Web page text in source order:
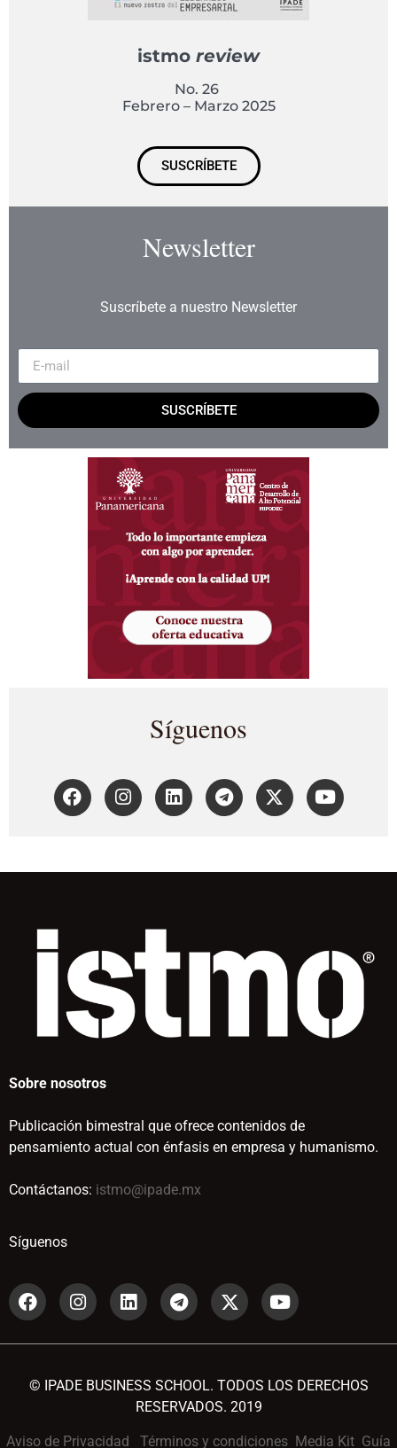
istmo review
No. 26
Febrero – Marzo 2025
SUSCRÍBETE
Newsletter
Suscríbete a nuestro Newsletter
SUSCRÍBETE
Síguenos
Sobre nosotros
Publicación bimestral que ofrece contenidos de
pensamiento actual con énfasis en empresa y humanismo.
Contáctanos: istmo@ipade.mx
Síguenos
© IPADE BUSINESS SCHOOL. TODOS LOS DERECHOS
RESERVADOS. 2019
Aviso de Privacidad Términos y condiciones Media Kit Guía